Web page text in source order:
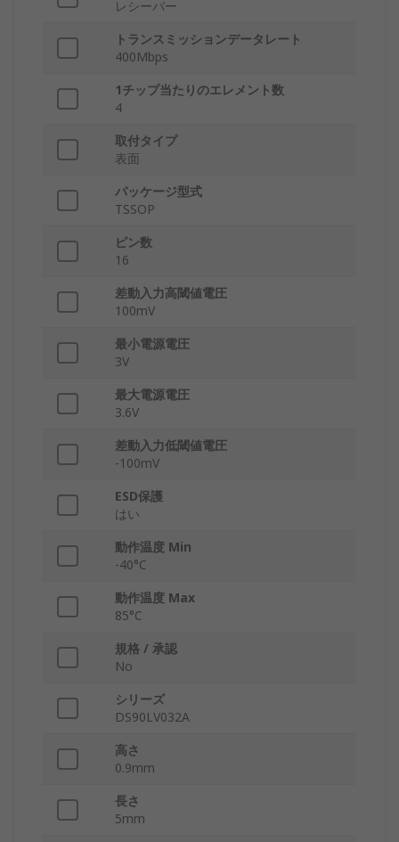
レシーバー
トランスミッションデータレート
400Mbps
1チップ当たりのエレメント数
4
取付タイプ
表面
パッケージ型式
TSSOP
ピン数
16
差動入力高閾値電圧
100mV
最小電源電圧
3V
最大電源電圧
3.6V
差動入力低閾値電圧
-100mV
ESD保護
はい
動作温度 Min
-40°C
動作温度 Max
85°C
規格 / 承認
No
シリーズ
DS90LV032A
高さ
0.9mm
長さ
5mm